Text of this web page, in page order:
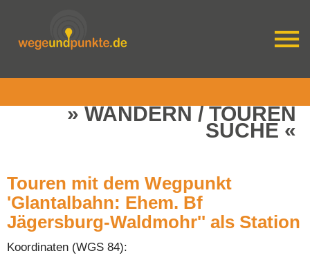
WANDERN / TOUREN
SUCHE
Touren mit dem Wegpunkt
'Glantalbahn: Ehem. Bf
Jägersburg-Waldmohr'' als Station
Koordinaten (WGS 84):